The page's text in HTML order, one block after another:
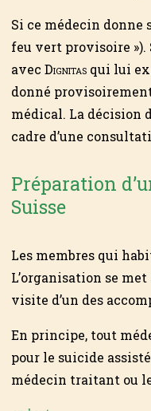
Si ce médecin donne
feu vert provis­oire »).
avec Dignitas qui lui
donné
médical. La décision
cadre d’une
Préparation
Suisse
Les membres qui
L’organisation se
visite d’un des
En principe, tout
pour le suicide
méde­cin traitant ou